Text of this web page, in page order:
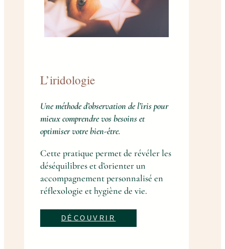
L’iridologie
Une méthode d’observation de l’iris pour
mieux comprendre vos besoins et
optimiser votre bien-être.
Cette pratique permet de révéler les
déséquilibres et d’orienter un
accompagnement personnalisé en
réflexologie et hygiène de vie.
DÉCOUVRIR